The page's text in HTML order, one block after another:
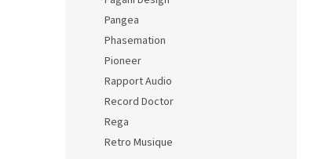
Pangea
Phasemation
Pioneer
Rapport Audio
Record Doctor
Rega
Retro Musique